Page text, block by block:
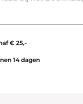
€ 25,-
14 dagen